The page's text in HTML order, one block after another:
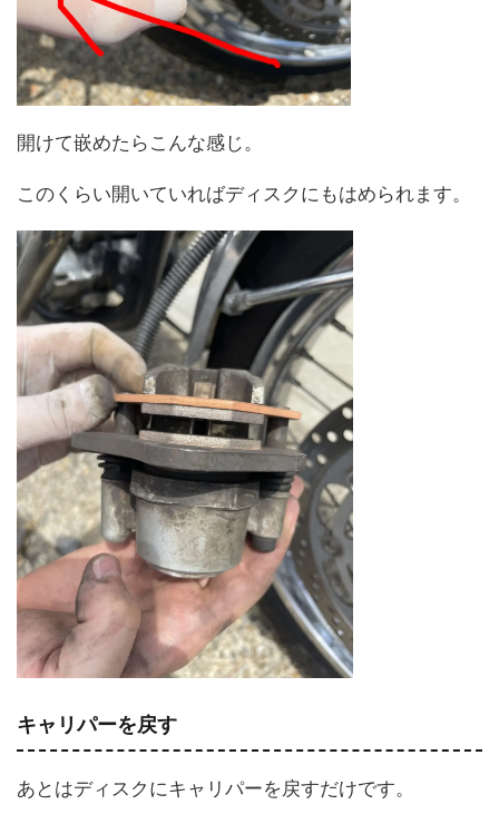
開けて嵌めたらこんな感じ。
このくらい開いていればディスクにもはめられます。
キャリパーを戻す
あとはディスクにキャリパーを戻すだけです。